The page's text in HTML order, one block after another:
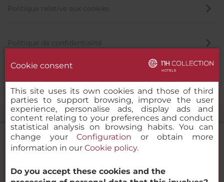
NH Collection Madrid Eurobuilding
Politique relative aux cookies
Politique de confidentialité
© 2000-2026 MINOR HOTELS EUROPE & AMERICAS Santa Engracia
Cookie consent
This site uses its own cookies and those of third
parties to support browsing, improve the user
experience, personalise ads, display ads and
content relating to your preferences and conduct
statistical analysis on browsing habits. You can
change yourConfiguration or obtain more
information in our Cookie policy.
Do you accept these cookies and the